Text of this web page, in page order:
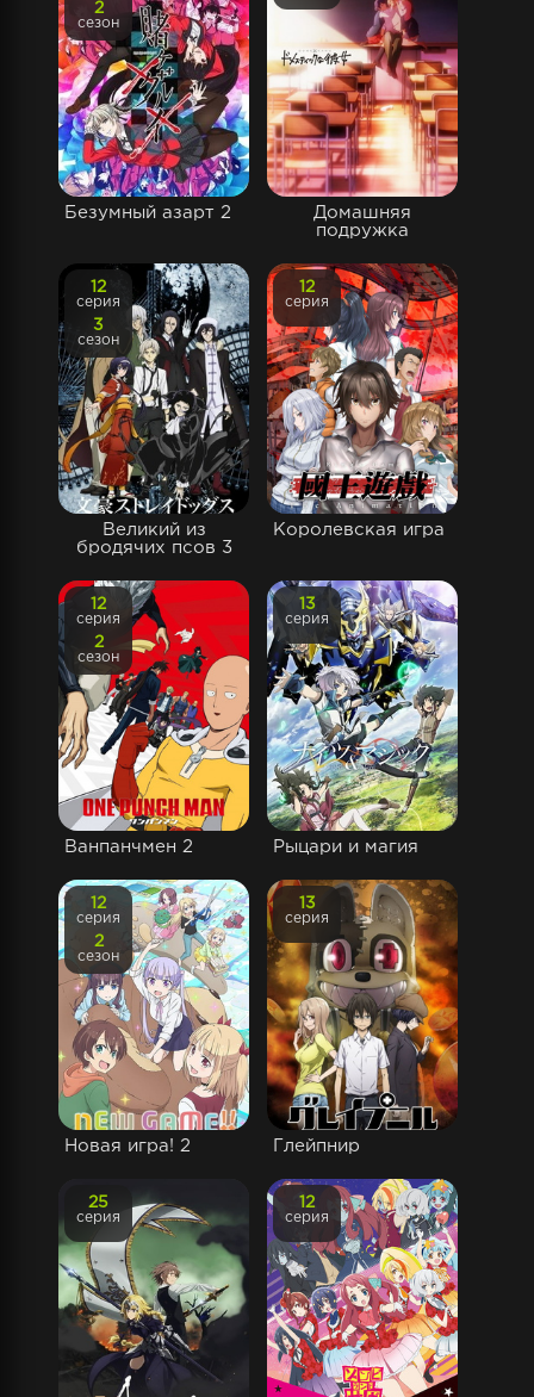
Безумный азарт 2
2
сезон
Домашняя
подружка
Великий из
бродячих псов 3
12
серия
3
сезон
Королевская игра
12
серия
Ванпанчмен 2
12
серия
2
сезон
Рыцари и магия
13
серия
Новая игра! 2
12
серия
2
сезон
Глейпнир
13
серия
25
серия
12
серия